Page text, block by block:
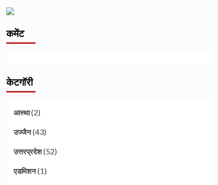
कमेंट
केटगॉरी
आस्था(2)
उज्जैन(43)
उत्तरप्रदेश(52)
एडमिशन(1)